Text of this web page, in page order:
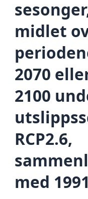
midlet
2070
2100
RCP2.6,
med